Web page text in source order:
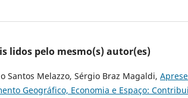
lidos pelo mesmo(s) autor(es)
Santos Melazzo, Sérgio Braz Magaldi,
Geográfico, Economia e Espaço: